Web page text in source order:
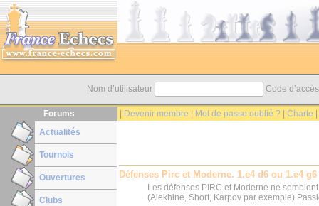
Nom d’utilisateur Code
Forums Devenir membre Mot de passe oublié ? Charte
Actualités
Tournois
Ouvertures
Clubs
Défenses Pirc et Moderne. 1.e4 d6 ou 1.e4
Les défenses PIRC et Moderne ne
(Alekhine, Short, Karpov par exemple)